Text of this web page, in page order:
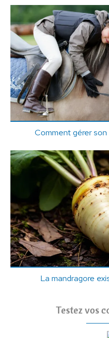
Comment gérer
La mandragore
Testez vos